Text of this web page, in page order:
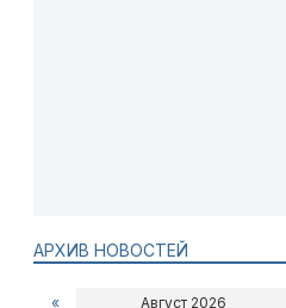
АРХИВ НОВОСТЕЙ
« Август 2026